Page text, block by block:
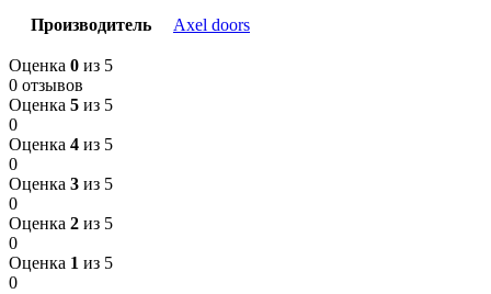
Производитель Axel doors
Оценка 0 из 5
0 отзывов
Оценка 5 из 5
0
Оценка 4 из 5
0
Оценка 3 из 5
0
Оценка 2 из 5
0
Оценка 1 из 5
0